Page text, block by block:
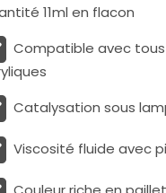
11ml en flacon
Compatible avec tous
Catalysation sous
Viscosité fluide avec